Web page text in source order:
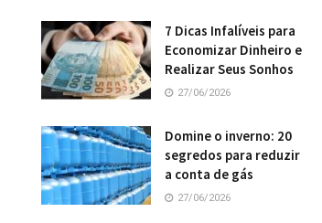
7 Dicas Infalíveis para
Economizar Dinheiro e
Realizar Seus Sonhos
27/06/2026
Domine o inverno: 20
segredos para reduzir
a conta de gás
27/06/2026